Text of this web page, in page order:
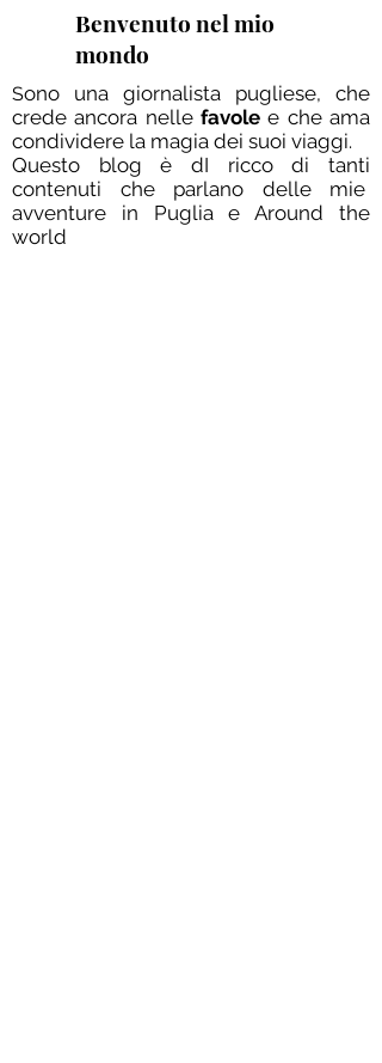
Benvenuto nel mio
mondo
Sono una giornalista pugliese, che
crede ancora nelle favole e che ama
condividere la magia dei suoi viaggi.
Questo blog è dI ricco di tanti
contenuti che parlano delle mie
avventure in Puglia e Around the
world